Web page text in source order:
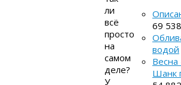
ли
всё
просто
на
самом
деле?
У
69 538
водой
Шанк